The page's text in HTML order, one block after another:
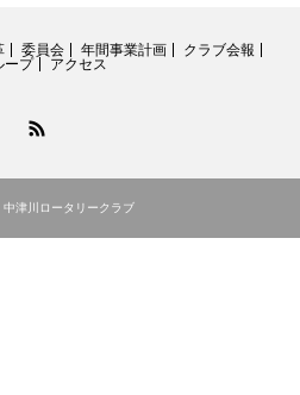
委員会 年間事業計画
クラブ会報
ープ
アクセス
中津川ロータリークラブ